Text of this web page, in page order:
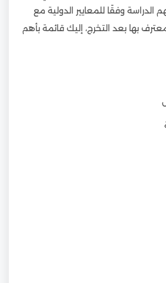
وفقًا للمعايير الدولية مع
بها بعد التخرج، إليك قائمة بأهم